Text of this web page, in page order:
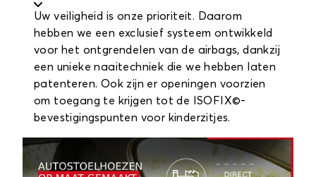
Uw veiligheid is onze prioriteit. Daarom
hebben we een exclusief systeem ontwikkeld
voor het ontgrendelen van de airbags, dankzij
een unieke naaitechniek die we hebben laten
patenteren. Ook zijn er openingen voorzien
om toegang te krijgen tot de ISOFIX©-
bevestigingspunten voor kinderzitjes.